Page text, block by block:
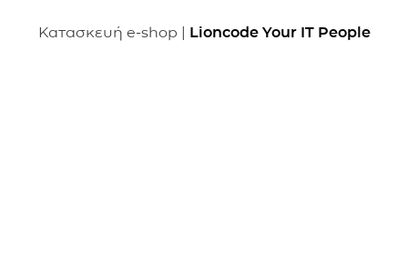
Κατασκευή e-shop | Lioncode Your IT People